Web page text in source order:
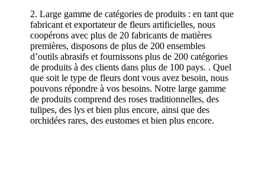
2. Large gamme de catégories de produits : en tant que
fabricant et exportateur de fleurs artificielles, nous
coopérons avec plus de 20 fabricants de matières
premières, disposons de plus de 200 ensembles
d’outils abrasifs et fournissons plus de 200 catégories
de produits à des clients dans plus de 100 pays. . Quel
que soit le type de fleurs dont vous avez besoin, nous
pouvons répondre à vos besoins. Notre large gamme
de produits comprend des roses traditionnelles, des
tulipes, des lys et bien plus encore, ainsi que des
orchidées rares, des eustomes et bien plus encore.